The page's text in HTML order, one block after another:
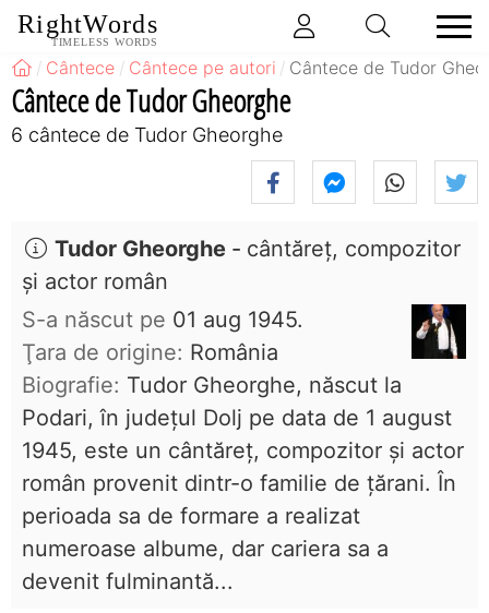
RightWords
TIMELESS WORDS
Cântece Cântece pe autori Cântece de Tudor
Cântece de Tudor Gheorghe
6 cântece de Tudor Gheorghe
Tudor Gheorghe - cântăreţ, compozitor
şi actor român
S-a născut pe 01 aug 1945.
Ţara de origine: România
Biografie: Tudor Gheorghe, născut la
Podari, în judeţul Dolj pe data de 1 august
1945, este un cântăreț, compozitor și actor
român provenit dintr-o familie de țărani. În
perioada sa de formare a realizat
numeroase albume, dar cariera sa a
devenit fulminantă...